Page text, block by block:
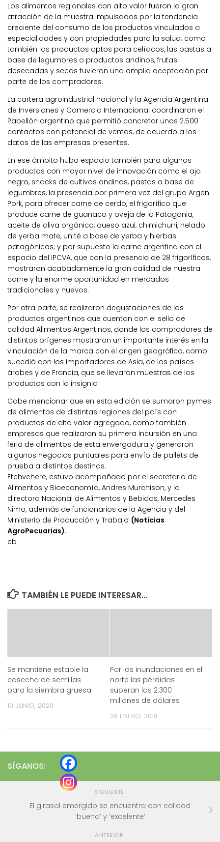
Los alimentos regionales con alto valor fueron la gran
atracción de la muestra impulsados por la tendencia
creciente del consumo de los productos vinculados a
especialidades y con propiedades para la salud; como
también los productos aptos para celíacos, las pastas a
base de legumbres o productos andinos, frutas
desecadas y secas tuvieron una amplia aceptación por
parte de los compradores.
La cartera agroindustrial nacional y la Agencia Argentina
de Inversiones y Comercio Internacional coordinaron el
Pabellón argentino que permitió concretar unos 2.500
contactos con potencial de ventas, de acuerdo a los
datos de las empresas presentes.
En ese ámbito hubo espacio también para algunos
productos con mayor nivel de innovación como el ajo
negro, snacks de cultivos andinos, pastas a base de
legumbres, la presencia por primera vez del grupo Argen
Pork, para ofrecer carne de cerdo, el frigorífico que
produce carne de guanaco y oveja de la Patagonia,
aceite de oliva orgánico, queso azul, chimichurri, helado
de yerba mate, un té a base de yerba y hierbas
patagónicas; y por supuesto la carne argentina con el
espacio del IPCVA, que con la presencia de 28 frigoríficos,
mostraron acabadamente la gran calidad de nuestra
carne y la enorme oportunidad en mercados
tradicionales y nuevos.
Por otra parte, se realizaron degustaciones de los
productos argentinos que cuentan con el sello de
calidad Alimentos Argentinos, donde los compradores de
distintos orígenes mostraron un importante interés en la
vinculación de la marca con el origen geográfico, como
sucedió con los importadores de Asia, de los países
árabes y de Francia, que se llevaron muestras de los
productos con la insignia
Cabe mencionar que en esta edición se sumaron pymes
de alimentos de distintas regiones del país con
productos de alto valor agregado, como también
empresas que realizaron su primera incursión en una
feria de alimentos de esta envergadura y generaron
algunos negocios puntuales para envío de pallets de
prueba a distintos destinos.
Etchvehere, estuvo acompañado por el secretario de
Alimentos y Bioeconomía, Andres Murchison, y la
directora Nacional de Alimentos y Bebidas, Mercedes
Nimo, además de funcionarios de la Agencia y del
Ministerio de Producción y Trabajo (Noticias
AgroPecuarias).
eb
TAMBIÉN LE PUEDE INTERESAR...
Se mantiene estable la
cosecha de semillas
para la siembra gruesa
10 JUNIO, 2020
Por las inundaciones en el
norte las pérdidas
superan los 2.300
millones de dólares
29 ENERO, 2019
SÍGANOS:
SIGUIENTE
El girasol emergido se encuentra con calidad
‘buena’ y ‘excelente’
ANTERIOR